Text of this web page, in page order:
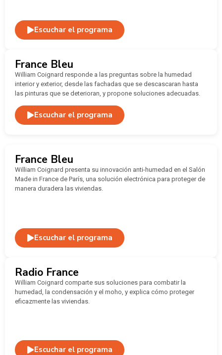
Escuchar el programa
France Bleu
William Coignard responde a las preguntas sobre la humedad
interior y exterior, desde las fachadas que se descascaran hasta
las pinturas que se deterioran, y propone soluciones adecuadas.
Escuchar el programa
France Bleu
William Coignard presenta su innovación anti-humedad en el Salón
Made in France de París, una solución electrónica para proteger de
manera duradera las viviendas.
Escuchar el programa
Radio France
William Coignard comparte sus soluciones para combatir la
humedad, la condensación y el moho, y explica cómo proteger
eficazmente las viviendas.
Escuchar el programa